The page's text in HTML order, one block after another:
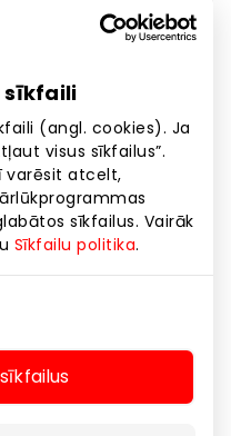
sīkfaili
(angl. cookies). Ja
visus sīkfailus”.
varēsit atcelt,
sīkfailus. Vairāk
Sīkfailu politika.